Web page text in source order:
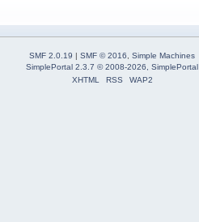
SMF 2.0.19 | SMF © 2016
Simple Machines
SimplePortal 2.3.7 © 2008-2026, SimplePortal
XHTML
RSS WAP2